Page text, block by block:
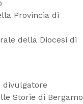
Provincia di
della Diocesi di
divulgatore
Storie di Bergamo